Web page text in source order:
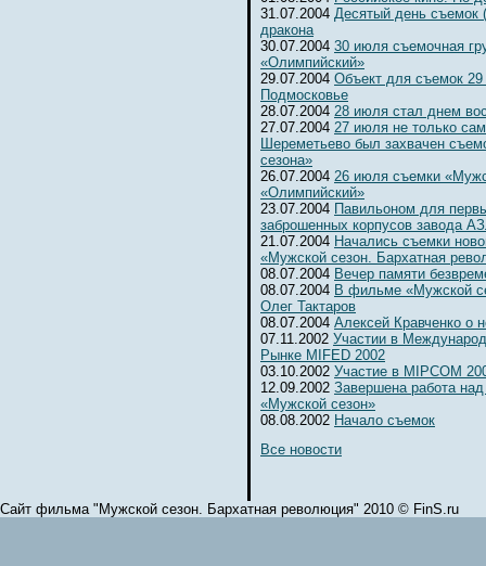
31.07.2004 Десятый день съемок
дракона
30.07.2004 30 июля съемочная
«Олимпийский»
29.07.2004 Объект для съемок
Подмосковье
28.07.2004 28 июля стал днем
27.07.2004 27 июля не только
Шереметьево был захвачен
сезона»
26.07.2004 26 июля съемки
«Олимпийский»
23.07.2004 Павильоном для
заброшенных корпусов завода
21.07.2004 Начались съемки
«Мужской сезон. Бархатная
08.07.2004 Вечер памяти
08.07.2004 В фильме «Мужской
Олег Тактаров
08.07.2004 Алексей Кравченко о
07.11.2002 Участии в
Рынке MIFED 2002
03.10.2002 Участие в MIPCOM
12.09.2002 Завершена работа
«Мужской сезон»
08.08.2002 Начало съемок
Все новости
Сайт фильма "Мужской сезон. Бархатная революция" 2010 © FinS.ru